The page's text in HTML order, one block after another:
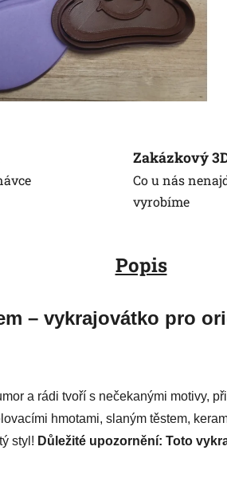
Zakázkový
Co u nás
vyrobíme
Popis
– vykrajovátko pro
a rádi tvoří s nečekanými motivy,
hmotami, slaným těstem,
styl! Důležité upozornění: Toto